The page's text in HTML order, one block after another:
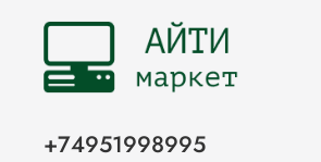
+74951998995